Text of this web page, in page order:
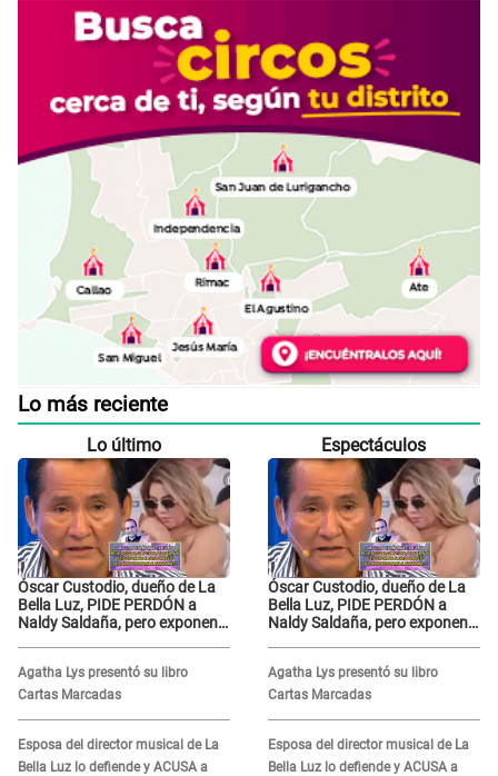
Lo más reciente
Lo último
Óscar Custodio, dueño de La
Bella Luz, PIDE PERDÓN a
Naldy Saldaña, pero exponen
grabar"
Agatha Lys presentó su libro
Cartas Marcadas
Esposa del director musical de La
Bella Luz lo defiende y ACUSA a
Espectáculos
Óscar Custodio, dueño de La
Bella Luz, PIDE PERDÓN a
Naldy Saldaña, pero exponen
grabar"
Agatha Lys presentó su libro
Cartas Marcadas
Esposa del director musical de La
Bella Luz lo defiende y ACUSA a